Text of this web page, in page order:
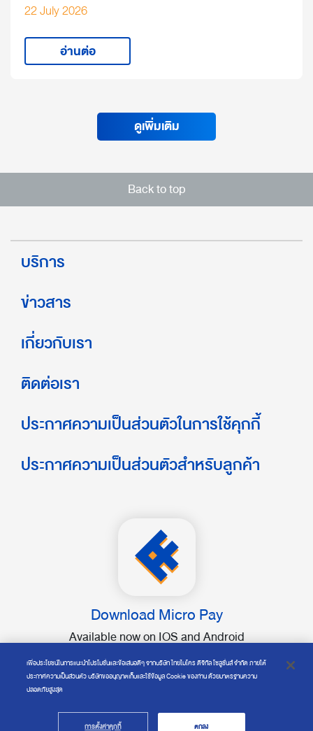
22 July 2026
อ่านต่อ
ดูเพิ่มเติม
Back to top
Download Micro Pay
Available now on IOS and Android
บริการ
ข่าวสาร
เกี่ยวกับเรา
ติดต่อเรา
ประกาศความเป็นส่วนตัวในการใช้คุกกี้
ประกาศความเป็นส่วนตัวสำหรับลูกค้า
Copyright © 2019 Thai Micro Digital Solutions Co., Ltd.
เพื่อประโยชน์ในการแนะนำโปรโมชั่นและข้อเสนอดีๆ จากบริษัท ไทยไมโคร ดิจิทัล โซลูชั่นส์ จำกัด ภายใต้
ประกาศความเป็นส่วนตัว บริษัทขออนุญาตเก็บและใช้ข้อมูล Cookie ของท่าน ด้วยมาตรฐานความ
ปลอดภัยสูงสุด
การตั้งค่าคุกกี้ ตกลง